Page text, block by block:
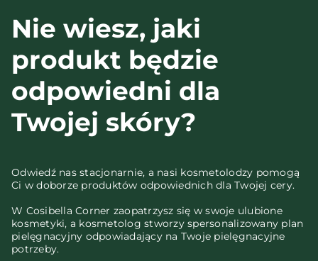
Nie wiesz, jaki
produkt będzie
odpowiedni dla
Twojej skóry?
Odwiedź nas stacjonarnie, a nasi kosmetolodzy pomogą
Ci w doborze produktów odpowiednich dla Twojej cery.
W Cosibella Corner zaopatrzysz się w swoje ulubione
kosmetyki, a kosmetolog stworzy spersonalizowany plan
pielęgnacyjny odpowiadający na Twoje pielęgnacyjne
potrzeby.